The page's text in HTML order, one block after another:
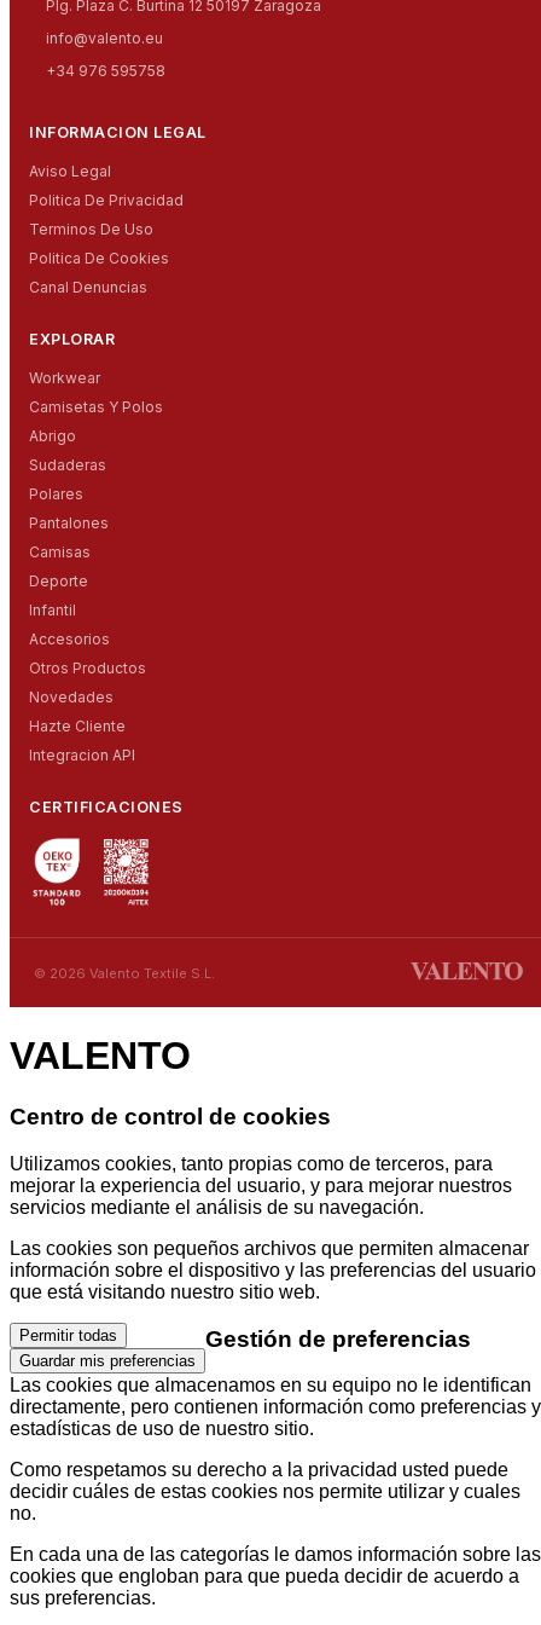
Plg. Plaza C. Burtina 12 50197 Zaragoza
info@valento.eu
+34 976 595758
INFORMACION LEGAL
Aviso Legal
Politica De Privacidad
Terminos De Uso
Politica De Cookies
Canal Denuncias
EXPLORAR
Workwear
Camisetas Y Polos
Abrigo
Sudaderas
Polares
Pantalones
Camisas
Deporte
Infantil
Accesorios
Otros Productos
Novedades
Hazte Cliente
Integracion API
CERTIFICACIONES
© 2026 Valento Textile S.L.
VALENTO
Centro de control de cookies
Utilizamos cookies, tanto propias como de terceros, para
mejorar la experiencia del usuario, y para mejorar nuestros
servicios mediante el análisis de su navegación.
Las cookies son pequeños archivos que permiten almacenar
información sobre el dispositivo y las preferencias del usuario
que está visitando nuestro sitio web.
Permitir todas
Guardar mis preferencias
Gestión de preferencias
Las cookies que almacenamos en su equipo no le identifican
directamente, pero contienen información como preferencias y
estadísticas de uso de nuestro sitio.
Como respetamos su derecho a la privacidad usted puede
decidir cuáles de estas cookies nos permite utilizar y cuales
no.
En cada una de las categorías le damos información sobre las
cookies que engloban para que pueda decidir de acuerdo a
sus preferencias.